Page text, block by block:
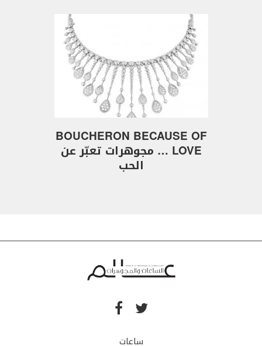
BOUCHERON BECAUSE OF
LOVE … مجوهرات تعبّر عن
الحب
ساعات